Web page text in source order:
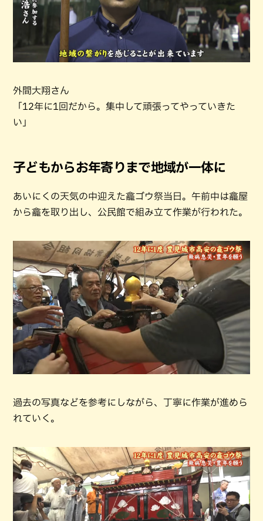
外間大翔さん
「12年に1回だから。集中して頑張ってやっていきた
い」
子どもからお年寄りまで地域が一体に
あいにくの天気の中迎えた龕ゴウ祭当日。午前中は龕屋
から龕を取り出し、公民館で組み立て作業が行われた。
過去の写真などを参考にしながら、丁寧に作業が進めら
れていく。